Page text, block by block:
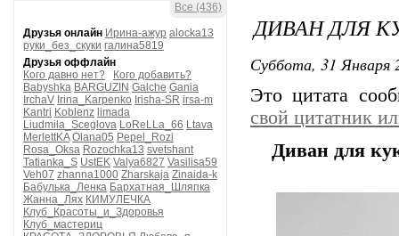
Все (436)
Друзья онлайн Ирина-ажур alocka13
руки_без_скуки галина5819
Друзья оффлайн
Кого давно нет?
Кого добавить?
Babyshka BARGUZIN Galche Gania
IrchaV Irina_Karpenko Irisha-SR irsa-m
Kantri Koblenz limada
Liudmila_Sceglova LoReLLa_66 Ltava
MerlettKA Olana05 Pepel_Rozi
Rosa_Oksa Rozochka13 svetshant
Tatianka_S UstEK Valya6827 Vasilisa59
Veh07 zhanna1000 Zharskaja Zinaida-k
Бабулька_Ленка Бархатная_Шляпка
Жанна_Лях КИМУЛЕЧКА
Клуб_Красоты_и_Здоровья
Клуб_мастериц
ДИВАН ДЛЯ
Суббота, 31 Января
Это цитата
свой цитатник
Диван для